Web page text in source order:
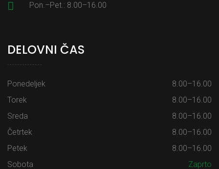
Pon.–Pet.: 8.00–16.00
DELOVNI ČAS
Ponedeljek
8.00–16.00
Torek
8.00–16.00
Sreda
8.00–16.00
Četrtek
8.00–16.00
Petek
8.00–16.00
Sobota
Zaprto